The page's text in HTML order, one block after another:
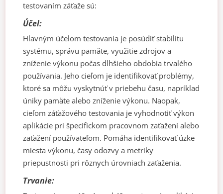
testovaním záťaže sú:
Účel:
Hlavným účelom testovania je posúdiť stabilitu
systému, správu pamäte, využitie zdrojov a
zníženie výkonu počas dlhšieho obdobia trvalého
používania. Jeho cieľom je identifikovať problémy,
ktoré sa môžu vyskytnúť v priebehu času, napríklad
úniky pamäte alebo zníženie výkonu. Naopak,
cieľom záťažového testovania je vyhodnotiť výkon
aplikácie pri špecifickom pracovnom zaťažení alebo
zaťažení používateľom. Pomáha identifikovať úzke
miesta výkonu, časy odozvy a metriky
priepustnosti pri rôznych úrovniach zaťaženia.
Trvanie: